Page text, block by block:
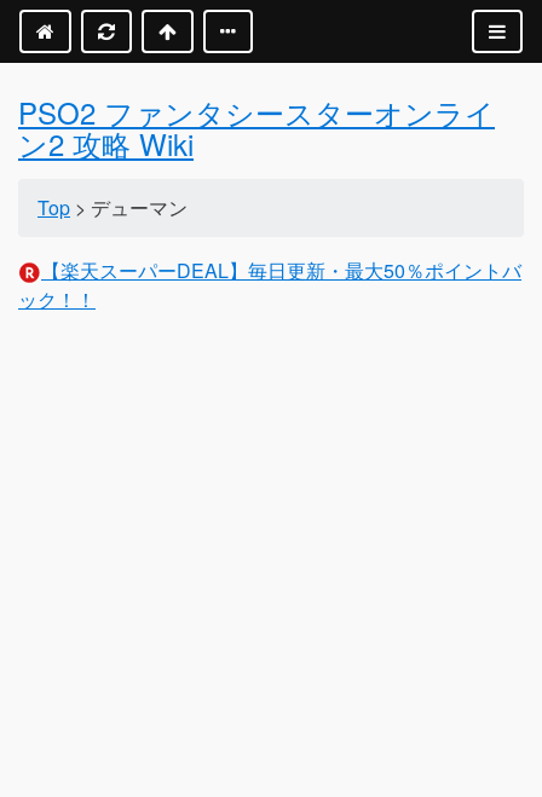
PSO2 ファンタシースターオンライ
ン2 攻略 Wiki
Top > デューマン
【楽天スーパーDEAL】毎日更新・最大50％ポイントバ
ック！！